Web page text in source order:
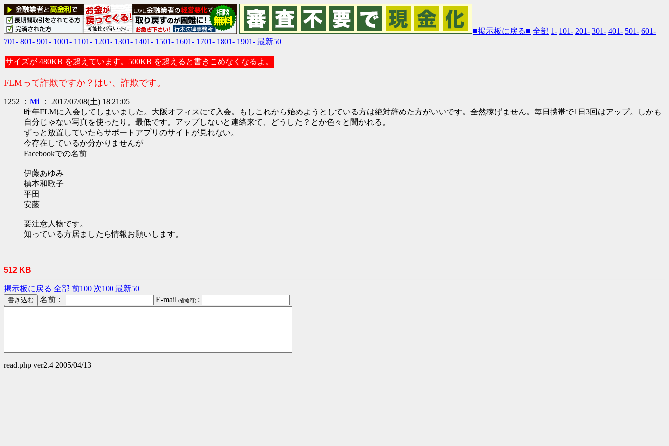
■掲示板に戻る■ 全部 1- 101- 201- 301- 401- 501- 601-
701- 801- 901- 1001- 1101- 1201- 1301- 1401- 1501- 1601- 1701- 1801- 1901- 最新50
サイズが 480KB を超えています。500KB を超えると書きこめなくなるよ。
FLMって詐欺ですか？はい、詐欺です。
1252 ： Mi ： 2017/07/08(土) 18:21:05
昨年FLMに入会してしまいました。大阪オフィスにて入会。もしこれから始めようとしている方は絶対辞めた方がいいです。全然稼げません。毎日携帯で1日3回はアップ。しかも
自分じゃない写真を使ったり。最低です。アップしないと連絡来て、どうした？とか色々と聞かれる。
ずっと放置していたらサポートアプリのサイトが見れない。
今存在しているか分かりませんが
Facebookでの名前
伊藤あゆみ
槙本和歌子
平田
安藤
要注意人物です。
知っている方居ましたら情報お願いします。
512 KB
掲示板に戻る 全部 前100 次100 最新50
名前：
E-mail (省略可) :
read.php ver2.4 2005/04/13